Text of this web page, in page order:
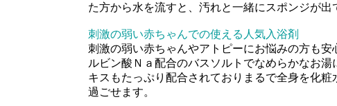
た方から水を流すと、汚れと一緒にスポンジが出
刺激の弱い赤ちゃんでの使える人気入浴剤
刺激の弱い赤ちゃんやアトピーにお悩みの方も
ルビン酸Ｎａ配合のバスソルトでなめらかなお
キスもたっぷり配合されておりまるで全身を化
過ごせます。